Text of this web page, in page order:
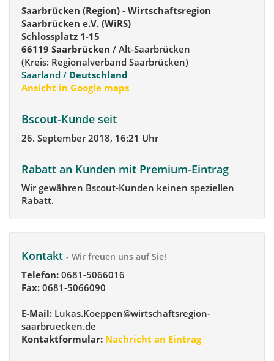
Saarbrücken (Region) - Wirtschaftsregion
Saarbrücken e.V. (WiRS)
Schlossplatz 1-15
66119 Saarbrücken / Alt-Saarbrücken
(Kreis: Regionalverband Saarbrücken)
Saarland / Deutschland
Ansicht in Google maps
Bscout-Kunde seit
26. September 2018, 16:21 Uhr
Rabatt an Kunden mit Premium-Eintrag
Wir gewähren Bscout-Kunden keinen speziellen
Rabatt.
Kontakt - Wir freuen uns auf Sie!
Telefon: 0681-5066016
Fax: 0681-5066090
E-Mail: Lukas.Koeppen@wirtschaftsregion-
saarbruecken.de
Kontaktformular: Nachricht an Eintrag